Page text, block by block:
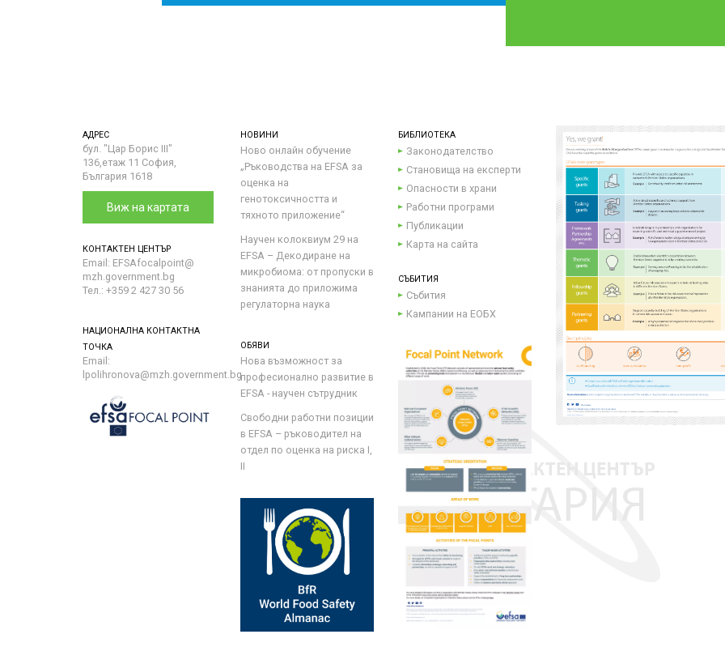
АДРЕС
бул. "Цар Борис III"
136,етаж 11 София,
България 1618
Виж на картата
КОНТАКТЕН ЦЕНТЪР
Email: EFSAfocalpoint@
mzh.government.bg
Тел.: +359 2 427 30 56
НАЦИОНАЛНА КОНТАКТНА
ТОЧКА
Email:
lpolihronova@mzh.government.bg
НОВИНИ
Ново онлайн обучение
„Ръководства на ЕFSA за
оценка на
генотоксичността и
тяхното приложение“
Научен колоквиум 29 на
EFSA – Декодиране на
микробиома: от пропуски в
знанията до приложима
регулаторна наука
ОБЯВИ
Нова възможност за
професионално развитие в
EFSA - научен сътрудник
Свободни работни позиции
в EFSA – ръководител на
отдел по оценка на риска I,
II
БИБЛИОТЕКА
Законодателство
Становища на експерти
Опасности в храни
Работни програми
Публикации
Карта на сайта
СЪБИТИЯ
Събития
Кампании на ЕОБХ